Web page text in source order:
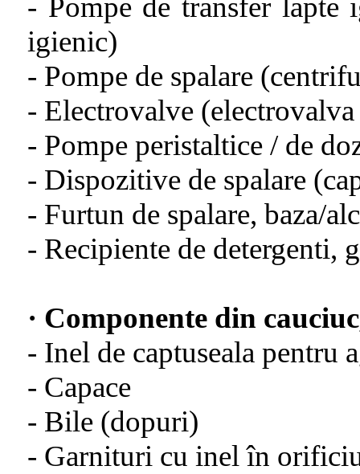
- Pompe de transfer
igienic)
- Pompe de spalare
- Electrovalve
- Pompe peristaltice / de
- Dispozitive de spalare
- Furtun de spalare, baza/
- Recipiente de detergenti,
· Componente din
- Inel de captuseala pentru
- Capace
- Bile (dopuri)
- Garnituri cu inel în